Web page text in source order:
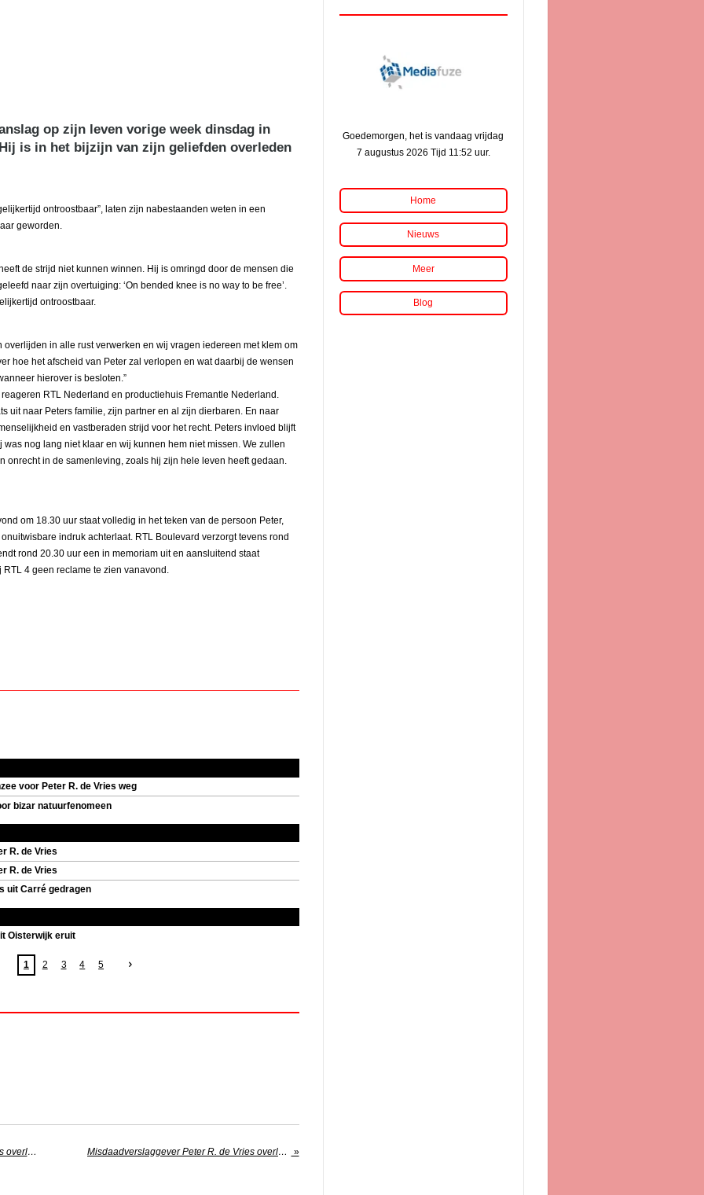
op zijn leven vorige week dinsdag in
is in het bijzijn van zijn geliefden overleden
ontroostbaar”, laten zijn nabestaanden weten in een
geworden.
de strijd niet kunnen winnen. Hij is omringd door de mensen die
naar zijn overtuiging: ‘On bended knee is no way to be free’.
ontroostbaar.
in alle rust verwerken en wij vragen iedereen met klem om
hoe het afscheid van Peter zal verlopen en wat daarbij de wensen
hierover is besloten.”
RTL Nederland en productiehuis Fremantle Nederland.
uit naar Peters familie, zijn partner en al zijn dierbaren. En naar
en vastberaden strijd voor het recht. Peters invloed blijft
nog lang niet klaar en wij kunnen hem niet missen. We zullen
onrecht in de samenleving, zoals hij zijn hele leven heeft gedaan.
om 18.30 uur staat volledig in het teken van de persoon Peter,
indruk achterlaat. RTL Boulevard verzorgt tevens rond
rond 20.30 uur een in memoriam uit en aansluitend staat
4 geen reclame te zien vanavond.
voor Peter R. de Vries weg
bizar natuurfenomeen
R. de Vries
R. de Vries
uit Carré gedragen
Oisterwijk eruit
1 2 3 4 5
Misdaadverslaggever Peter R. de Vries overleden na aanslag Misdaadverslaggever Peter R. de Vries overleden na aanslag »
Goedemorgen, het is vandaag vrijdag
7 augustus 2026 Tijd 11:52 uur.
Home
Nieuws
Meer
Blog